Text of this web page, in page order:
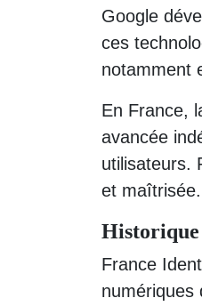
Google
ces
notamment
En France,
avancée
utilisateurs.
et maîtrisée.
France
numériques